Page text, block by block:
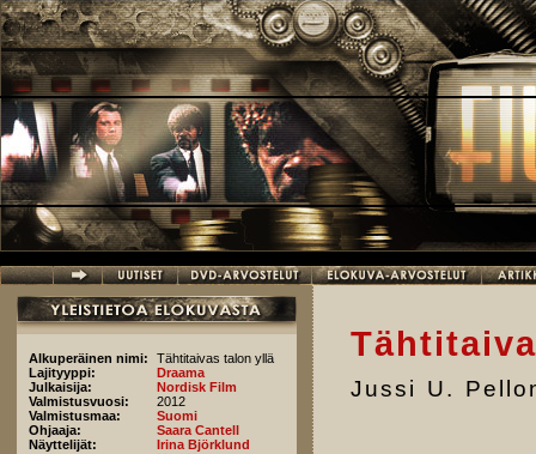
Hyppää pääsisältöön
Alkuperäinen nimi:
Tähtitaivas talon yllä
Lajityyppi:
Draama
Julkaisija:
Nordisk Film
Valmistusvuosi:
2012
Valmistusmaa:
Suomi
Ohjaaja:
Saara Cantell
Näyttelijät:
Irina Björklund
Jussi U.